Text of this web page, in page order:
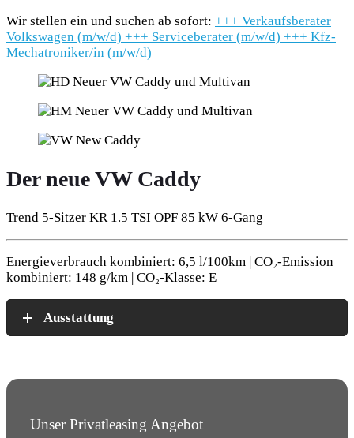
Wir stellen ein und suchen ab sofort: +++ Verkaufsberater
Volkswagen (m/w/d) +++ Serviceberater (m/w/d) +++ Kfz-
Mechatroniker/in (m/w/d)
Der neue VW Caddy
Trend 5-Sitzer KR 1.5 TSI OPF 85 kW 6-Gang
Energieverbrauch kombiniert: 6,5 l/100km | CO₂-Emission
kombiniert: 148 g/km | CO₂-Klasse: E
Ausstattung
Unser Privatleasing Angebot